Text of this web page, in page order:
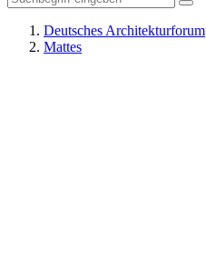
Deutsches Architekturforum
Mattes